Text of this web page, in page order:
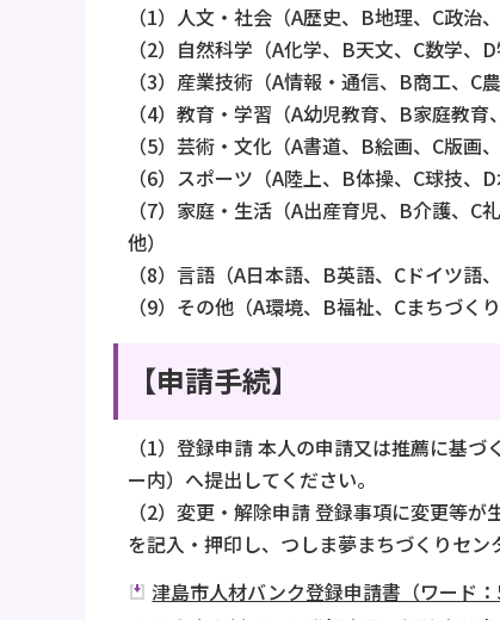
（1）人文・社会（A歴史、B地理、C政
（2）自然科学（A化学、B天文、C数学、
（3）産業技術（A情報・通信、B商工、
（4）教育・学習（A幼児教育、B家庭教
（5）芸術・文化（A書道、B絵画、C版
（6）スポーツ（A陸上、B体操、C球技、
（7）家庭・生活（A出産育児、B介護、
他）
（8）言語（A日本語、B英語、Cドイツ
（9）その他（A環境、B福祉、Cまちづく
【申請手続】
（1）登録申請 本人の申請又は推薦に基
ー内）へ提出してください。
（2）変更・解除申請 登録事項に変更等
を記入・押印し、つしま夢まちづくりセン
津島市人材バンク登録申請書（ワード：